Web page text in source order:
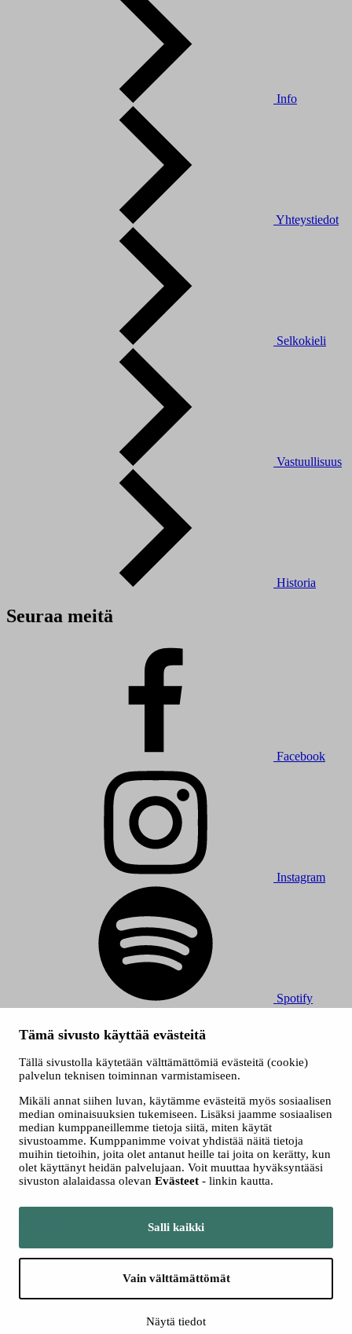
Tämä sivusto käyttää evästeitä
Tällä sivustolla käytetään välttämättömiä evästeitä (cookie)
palvelun teknisen toiminnan varmistamiseen.
Mikäli annat siihen luvan, käytämme evästeitä myös sosiaalisen
median ominaisuuksien tukemiseen. Lisäksi jaamme sosiaalisen
median kumppaneillemme tietoja siitä, miten käytät
sivustoamme. Kumppanimme voivat yhdistää näitä tietoja
muihin tietoihin, joita olet antanut heille tai joita on kerätty, kun
olet käyttänyt heidän palvelujaan. Voit muuttaa hyväksyntääsi
sivuston alalaidassa olevan Evästeet - linkin kautta.
Salli kaikki
Vain välttämättömät
Näytä tiedot
Info
Yhteystiedot
Selkokieli
Vastuullisuus
Historia
Seuraa meitä
Facebook
Instagram
Spotify
Kaikki oikeudet muutoksiin pidätetään.
Saavutettavuusseloste
Tietosuojaselosteet